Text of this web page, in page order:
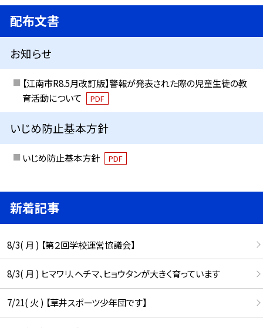
配布文書
お知らせ
【江南市R8.5月改訂版】警報が発表された際の児童生徒の教
育活動について
PDF
いじめ防止基本方針
いじめ防止基本方針 PDF
新着記事
8/3( 月 ) 【第２回学校運営協議会】
8/3( 月 ) ヒマワリ、ヘチマ、ヒョウタンが大きく育っています
7/21( 火 ) 【草井スポーツ少年団です】